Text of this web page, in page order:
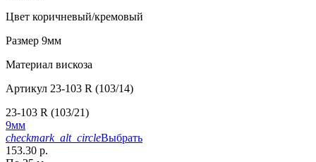
Цвет коричневый/кремовый
Размер 9мм
Материал вискоза
Артикул 23-103 R (103/14)
23-103 R (103/21)
9мм
checkmark_alt_circleВыбрать
153.30 р.